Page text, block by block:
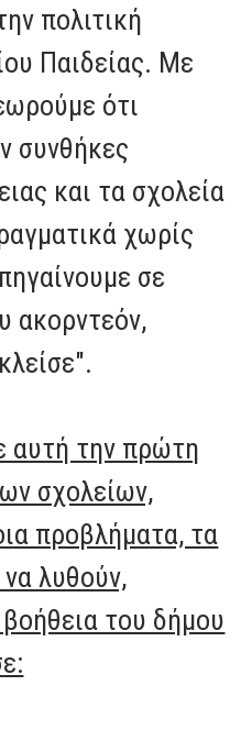
πολιτική
Παιδείας. Με
ότι
συνθήκες
και τα σχολεία
χωρίς
σε
ακορντεόν,
αυτή την πρώτη
σχολείων,
προβλήματα, τα
λυθούν,
του δήμου